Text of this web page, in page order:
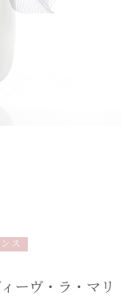
ス
ーヴ・ラ・マリ